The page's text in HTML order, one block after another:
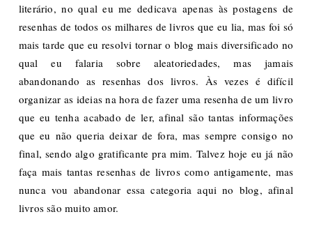
literário, no qual eu me dedicava apenas às postagens de
resenhas de todos os milhares de livros que eu lia, mas foi só
mais tarde que eu resolvi tornar o blog mais diversificado no
qual eu falaria sobre aleatoriedades, mas jamais
abandonando as resenhas dos livros. Às vezes é difícil
organizar as ideias na hora de fazer uma resenha de um livro
que eu tenha acabado de ler, afinal são tantas informações
que eu não queria deixar de fora, mas sempre consigo no
final, sendo algo gratificante pra mim. Talvez hoje eu já não
faça mais tantas resenhas de livros como antigamente, mas
nunca vou abandonar essa categoria aqui no blog, afinal
livros são muito amor.